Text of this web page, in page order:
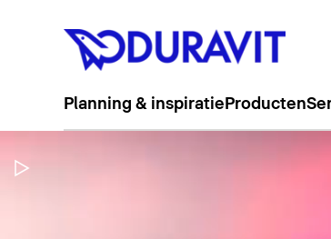
Planning & inspiratie Producten
Video pauzeren